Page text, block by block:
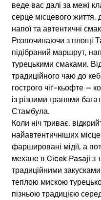
веде вас далі за межі
серце місцевого життя,
напої та автентичні
Розпочинаючи з площі
підібраний маршрут,
турецькими смаками.
традиційного чаю до
гострого чіґ-кьофте —
із різними гранями
Стамбула.
Коли ніч триває,
найавтентичніших
фаршировані мідії, а
механе в Cicek Pasaji з
традиційними
теплою мискою
пізньою традицією